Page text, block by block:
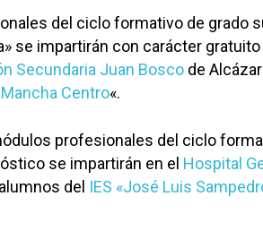
del ciclo formativo de grado
se impartirán con carácter gratuito
Secundaria Juan Bosco de
Centro«.
profesionales del ciclo
se impartirán en el Hospital
del IES «José Luis